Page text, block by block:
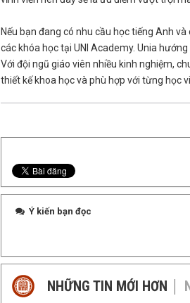
Nếu bạn đang có nhu cầu học tiếng Anh
các khóa học tại UNI Academy. Unia
Với đội ngũ giáo viên nhiều kinh nghiệm,
thiết kế khoa học và phù hợp với từng học
Ý kiến bạn đọc
NHỮNG TIN MỚI HƠN